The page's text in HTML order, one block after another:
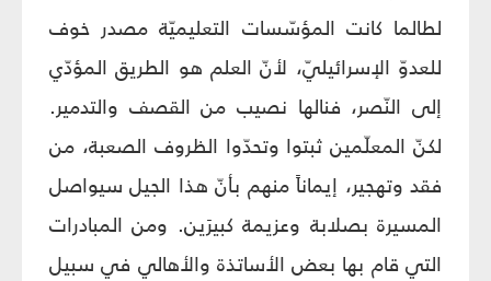
لطالما كانت المؤسّسات التعليميّة مصدر خوف
للعدوّ الإسرائيليّ، لأنّ العلم هو الطريق المؤدّي
إلى النّصر، فنالها نصيب من القصف والتدمير.
لكنّ المعلّمين ثبتوا وتحدّوا الظروف الصعبة، من
فقد وتهجير، إيماناً منهم بأنّ هذا الجيل سيواصل
المسيرة بصلابة وعزيمة كبيرَين. ومن المبادرات
التي قام بها بعض الأساتذة والأهالي في سبيل